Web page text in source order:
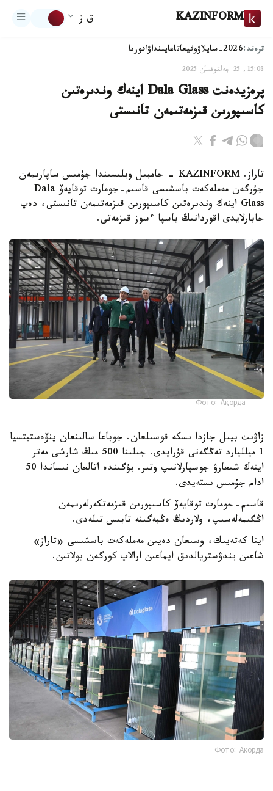
KAZINFORM ق ز
ترەند:2026-سايلاۋ وقيعاتاعايىنداۋاقوردا
15:08, 25 جەلتوقسان 2025
پرەزيدەنت Dala Glass اينەك وندىرەتىن
كاسىپورىن قىزمەتىمەن تانىستى
تاراز. KAZINFORM - جامبىل وبلىسىندا جۇمىس ساپارىمەن
جۇرگەن مەملەكەت باسشىسى قاسىم-جومارت توقايەۆ Dala
Glass اينەك وندىرەتىن كاسىپورىن قىزمەتىمەن تانىستى، دەپ
حابارلايدى اقوردانىڭ باسپا ءسوز قىزمەتى.
Фото: Ақорда
زاۋىت بيىل جازدا ىسكە قوسىلعان. جوباعا سالىنعان ينۆەستيتسيا
1 ميلليارد تەڭگەنى قۇرايدى. جىلىنا 500 مىڭ شارشى مەتر
اينەك شىعارۋ جوسپارلانىپ وتىر. بۇگىندە اتالعان نىساندا 50
ادام جۇمىس ىستەيدى.
قاسىم-جومارت توقايەۆ كاسىپورىن قىزمەتكەرلەرىمەن
اڭگىمەلەسىپ، ولاردىڭ ەڭبەگىنە تابىس تىلەدى.
ايتا كەتەيىك، وسىعان دەيىن مەملەكەت باسشىسى «تاراز»
شاعىن يندۋستريالدىق ايماعىن ارالاپ كورگەن بولاتىن.
Фото: Акорда